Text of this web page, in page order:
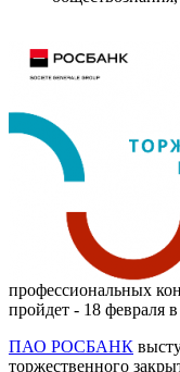
профессиональных
пройдет - 18 февраля
ПАО РОСБАНК
торжественного